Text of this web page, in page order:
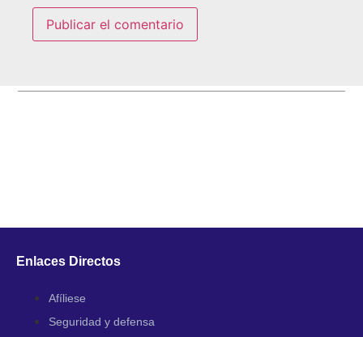
Enlaces Directos
Afíliese
Seguridad y defensa